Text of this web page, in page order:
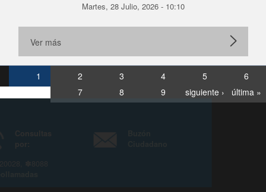
Martes, 28 Julio, 2026 - 10:10
Ver más
1 2 3 4 5
6
7
8 9 siguiente › última »